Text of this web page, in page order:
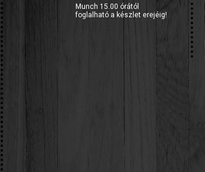
Munch 15.00 órától
foglalható a készlet erejéig!